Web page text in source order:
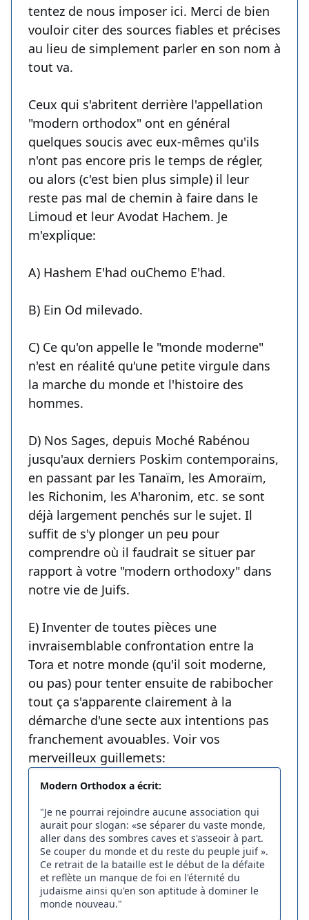
tentez de nous imposer ici. Merci de bien
vouloir citer des sources fiables et précises
au lieu de simplement parler en son nom à
tout va.
Ceux qui s'abritent derrière l'appellation
"modern orthodox" ont en général
quelques soucis avec eux-mêmes qu'ils
n'ont pas encore pris le temps de régler,
ou alors (c'est bien plus simple) il leur
reste pas mal de chemin à faire dans le
Limoud et leur Avodat Hachem. Je
m'explique:
A) Hashem E'had ouChemo E'had.
B) Ein Od milevado.
C) Ce qu'on appelle le "monde moderne"
n'est en réalité qu'une petite virgule dans
la marche du monde et l'histoire des
hommes.
D) Nos Sages, depuis Moché Rabénou
jusqu'aux derniers Poskim contemporains,
en passant par les Tanaïm, les Amoraïm,
les Richonim, les A'haronim, etc. se sont
déjà largement penchés sur le sujet. Il
suffit de s'y plonger un peu pour
comprendre où il faudrait se situer par
rapport à votre "modern orthodoxy" dans
notre vie de Juifs.
E) Inventer de toutes pièces une
invraisemblable confrontation entre la
Tora et notre monde (qu'il soit moderne,
ou pas) pour tenter ensuite de rabibocher
tout ça s'apparente clairement à la
démarche d'une secte aux intentions pas
franchement avouables. Voir vos
merveilleux guillemets:
Modern Orthodox a écrit:
"Je ne pourrai rejoindre aucune association qui
aurait pour slogan: «se séparer du vaste monde,
aller dans des sombres caves et s'asseoir à part.
Se couper du monde et du reste du peuple juif ».
Ce retrait de la bataille est le début de la défaite
et reflète un manque de foi en l'éternité du
judaïsme ainsi qu'en son aptitude à dominer le
monde nouveau."